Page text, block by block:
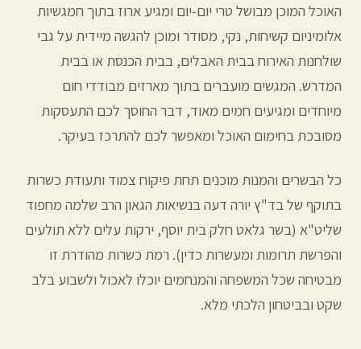
האוכל המוכן מבושל טרי יום-יום ומגיע ארוז בתוך חמגשיות
אלומיניום קשיחות, נקי, מסודר ומוכן להגשה מיידית על גבי
שולחנות האירוח בבית האבלים, בבית הכנסת או בבית
המדרש. המגשים מועברים בתוך מארזים מבודדי חום
מיוחדים ומגיעים חמים מאוד, דבר החוסך לכם התעסקות
מסובכת בחימום האוכל ומאפשר לכם להתרכז בעיקר.
כל הבשרים והמנות מוכנים תחת פיקוח צמוד ותעודת כשרות
בתוקף של בד"ץ יורה דעה בנשיאות הגאון הרב שלמה מחפוד
שליט"א (בשר גלאט חלק בית יוסף, ירקות עלים ללא תולעים
והפרשת תרומות ומעשרות כדין). רמת כשרות מהודרת זו
מבטיחה שכל המשפחה והמנחמים יוכלו לאכול ולשבוע בלב
שקט ובביטחון הלכתי מלא.